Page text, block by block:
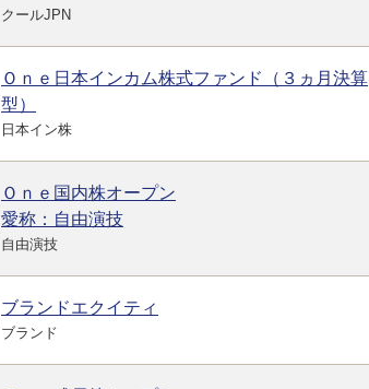
クールJPN
Ｏｎｅ日本インカム株式ファンド（３ヵ月決算
型）
日本イン株
Ｏｎｅ国内株オープン
愛称：自由演技
自由演技
ブランドエクイティ
ブランド